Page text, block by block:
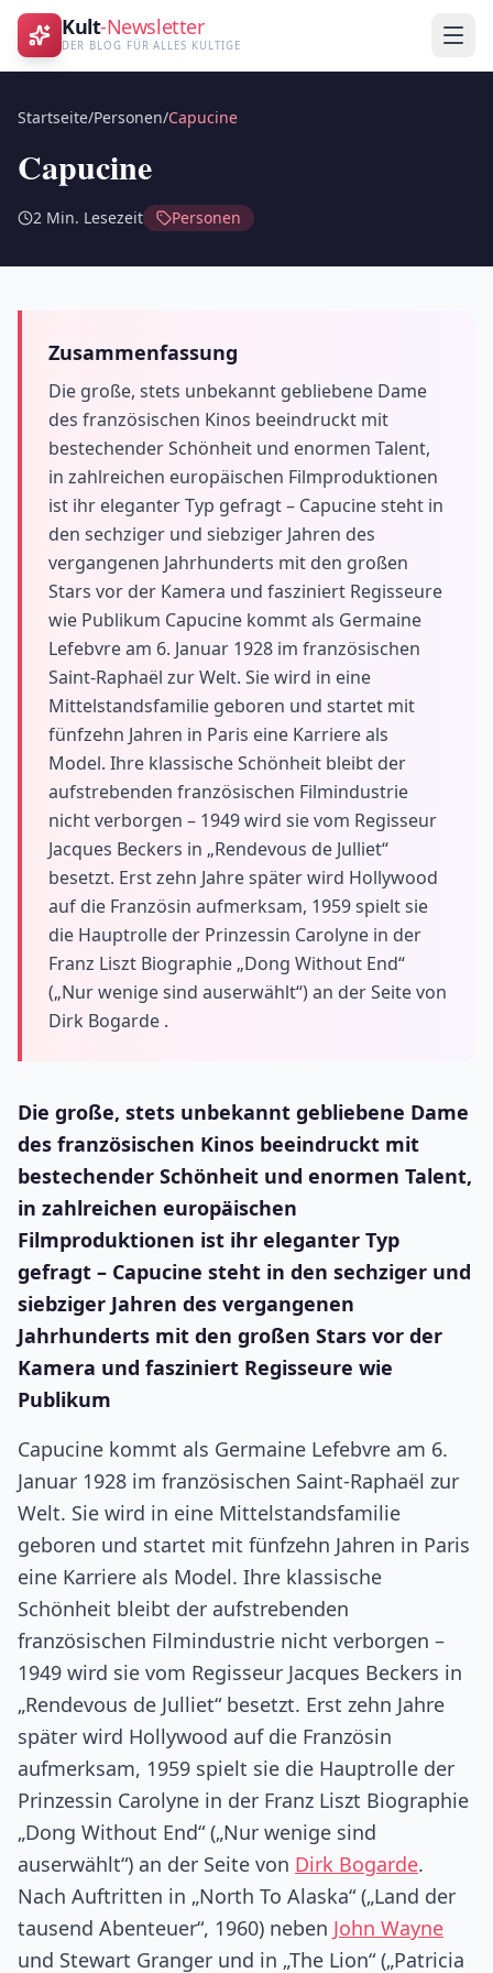
Kult-Newsletter
DER BLOG FÜR ALLES KULTIGE
Startseite/Personen/Capucine
Capucine
2 Min. Lesezeit Personen
Zusammenfassung
Die große, stets unbekannt gebliebene Dame
des französischen Kinos beeindruckt mit
bestechender Schönheit und enormen Talent,
in zahlreichen europäischen Filmproduktionen
ist ihr eleganter Typ gefragt – Capucine steht in
den sechziger und siebziger Jahren des
vergangenen Jahrhunderts mit den großen
Stars vor der Kamera und fasziniert Regisseure
wie Publikum Capucine kommt als Germaine
Lefebvre am 6. Januar 1928 im französischen
Saint-Raphaël zur Welt. Sie wird in eine
Mittelstandsfamilie geboren und startet mit
fünfzehn Jahren in Paris eine Karriere als
Model. Ihre klassische Schönheit bleibt der
aufstrebenden französischen Filmindustrie
nicht verborgen – 1949 wird sie vom Regisseur
Jacques Beckers in „Rendevous de Julliet“
besetzt. Erst zehn Jahre später wird Hollywood
auf die Französin aufmerksam, 1959 spielt sie
die Hauptrolle der Prinzessin Carolyne in der
Franz Liszt Biographie „Dong Without End“
(„Nur wenige sind auserwählt“) an der Seite von
Dirk Bogarde .
Die große, stets unbekannt gebliebene Dame
des französischen Kinos beeindruckt mit
bestechender Schönheit und enormen Talent,
in zahlreichen europäischen
Filmproduktionen ist ihr eleganter Typ
gefragt – Capucine steht in den sechziger und
siebziger Jahren des vergangenen
Jahrhunderts mit den großen Stars vor der
Kamera und fasziniert Regisseure wie
Publikum
Capucine kommt als Germaine Lefebvre am 6.
Januar 1928 im französischen Saint-Raphaël zur
Welt. Sie wird in eine Mittelstandsfamilie
geboren und startet mit fünfzehn Jahren in Paris
eine Karriere als Model. Ihre klassische
Schönheit bleibt der aufstrebenden
französischen Filmindustrie nicht verborgen –
1949 wird sie vom Regisseur Jacques Beckers in
„Rendevous de Julliet“ besetzt. Erst zehn Jahre
später wird Hollywood auf die Französin
aufmerksam, 1959 spielt sie die Hauptrolle der
Prinzessin Carolyne in der Franz Liszt Biographie
„Dong Without End“ („Nur wenige sind
auserwählt“) an der Seite von Dirk Bogarde.
Nach Auftritten in „North To Alaska“ („Land der
tausend Abenteuer“, 1960) neben John Wayne
und Stewart Granger und in „The Lion“ („Patricia